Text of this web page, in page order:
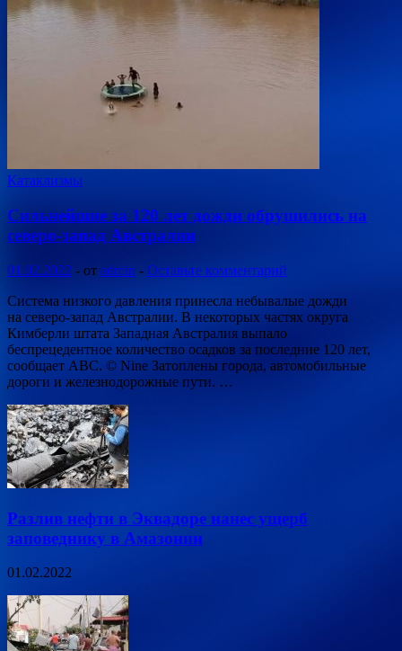
Катаклизмы
Сильнейшие за 120 лет дожди обрушились на
северо-запад Австралии
01.02.2022 - от admin - Оставьте комментарий
Система низкого давления принесла небывалые дожди
на северо-запад Австралии. В некоторых частях округа
Кимберли штата Западная Австралия выпало
беспрецедентное количество осадков за последние 120 лет,
сообщает ABC. © Nine Затоплены города, автомобильные
дороги и железнодорожные пути. …
Разлив нефти в Эквадоре нанес ущерб
заповеднику в Амазонии
01.02.2022